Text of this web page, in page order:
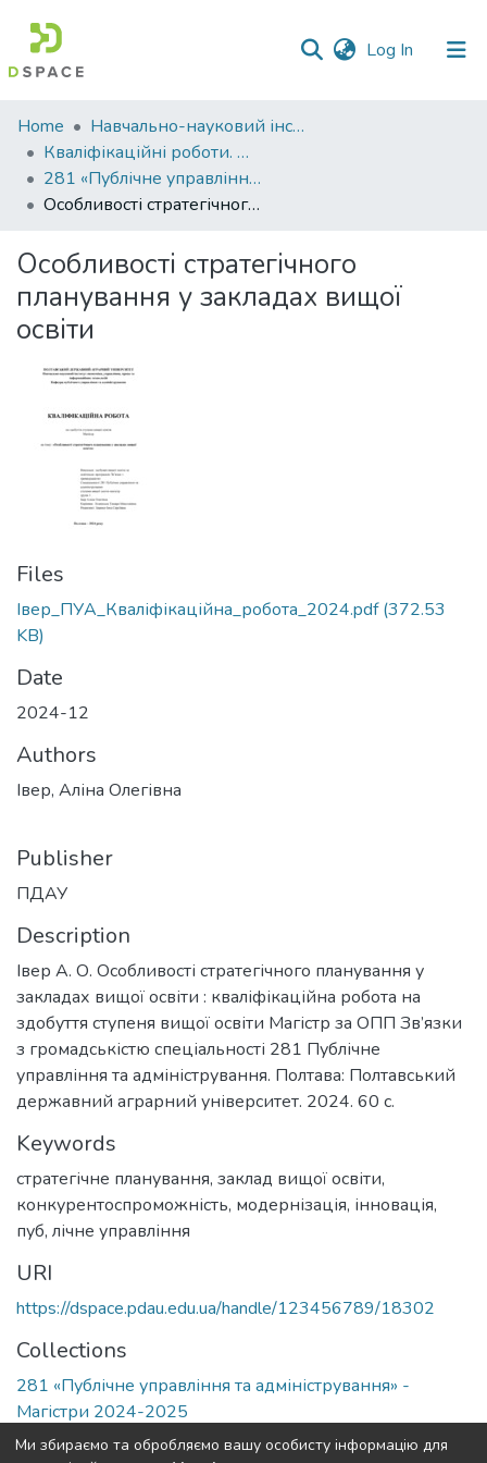
Log In (current)
Communities
&
Collections
Statistics
Home
Навчально-науковий інститут економіки, управління, права та інформаційних технологій
Кваліфікаційні роботи. ННІ економіки, управління, права та ІТ
281 «Публічне управління та адміністрування» - Магістри 2024-2025
Особливості стратегічного планування у закладах вищої освіти
Особливості стратегічного
планування у закладах вищої
освіти
Files
Івер_ПУА_Кваліфікаційна_робота_2024.pdf(372.53
KB)
Date
2024-12
Authors
Івер, Аліна Олегівна
Publisher
ПДАУ
Description
Івер А. О. Особливості стратегічного планування у
закладах вищої освіти : кваліфікаційна робота на
здобуття ступеня вищої освіти Магістр за ОПП Зв’язки
з громадськістю спеціальності 281 Публічне
управління та адміністрування. Полтава: Полтавський
державний аграрний університет. 2024. 60 с.
Keywords
стратегічне планування, заклад вищої освіти,
конкурентоспроможність, модернізація, інновація,
пуб, лічне управління
URI
https://dspace.pdau.edu.ua/handle/123456789/18302
Collections
281 «Публічне управління та адміністрування» -
Магістри 2024-2025
Ми збираємо та обробляємо вашу особисту інформацію для